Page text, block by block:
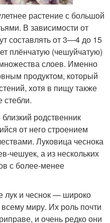
растение с большой
В зависимости от
составлять от 3—4 до 15
плёнчатую (чешуйчатую)
множества слоев. Именно
продуктом, который
хотя в пищу также
родственник
от него строением
Луковица чеснока
чешуек, а из нескольких
с более-менее
и чеснок — широко
миру. Их роль почти
и очень редко они